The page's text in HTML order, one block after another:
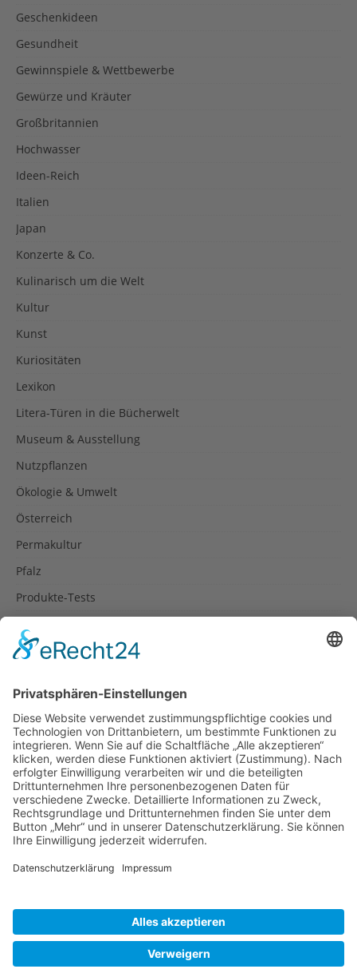
Geschenkideen
Gesundheit
Gewinnspiele & Wettbewerbe
Gewürze und Kräuter
Großbritannien
Hochwasser
Ideen-Reich
Italien
Japan
Konzerte & Co.
Kulinarisch um die Welt
Kultur
Kunst
Kuriositäten
Lexikon
Litera-Türen in die Bücherwelt
Museum & Ausstellung
Nutzpflanzen
Ökologie & Umwelt
Österreich
Permakultur
Pfalz
Produkte-Tests
Rezepte
Spanien
Südtirol
USA
Weihnachten
Weihnachtstexte
Datenschutzerklärung
Impressum
Cookie-Einstellungen